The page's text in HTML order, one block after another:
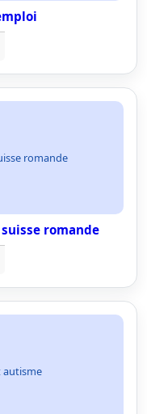
romande
romande
autisme